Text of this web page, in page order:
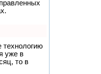
технологию
уже в
то в